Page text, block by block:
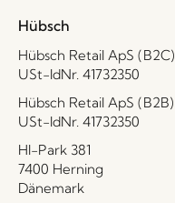
Hübsch
Hübsch Retail ApS (B2C)
USt-IdNr. 41732350
Hübsch Retail ApS (B2B)
USt-IdNr. 41732350
HI-Park 381
7400 Herning
Dänemark